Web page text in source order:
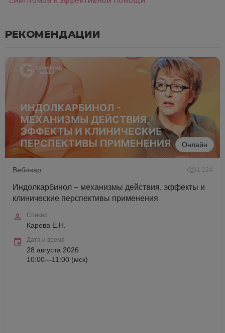
РЕКОМЕНДАЦИИ
Онлайн
Вебинар 1 224
Индолкарбинол – механизмы действия, эффекты и
клинические перспективы применения
Спикер
Карева Е.Н.
Дата и время
28 августа 2026
10:00—11:00 (мск)